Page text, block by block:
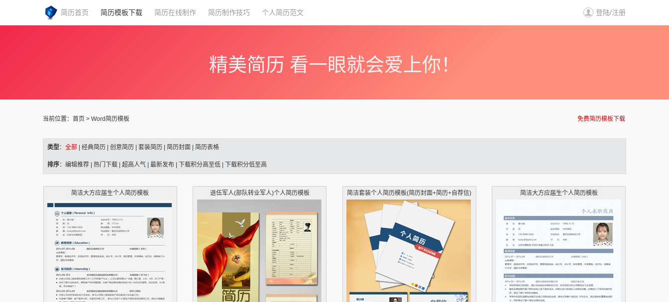
简历首页 简历模板下载 简历在线制作 简历制作技巧 个人简历范文 登陆/注册
精美简历 看一眼就会爱上你！
当前位置： 首页 > Word简历模板 免费简历模板下载
类型： 全部 经典简历 创意简历 套装简历 简历封面 简历表格
排序： 编辑推荐 热门下载 超高人气 最新发布 下载积分高至低 下载积分低至高
简洁大方应届生个人简历模板 退伍军人(部队转业军人)个人简历模板 简洁套装个人简历模板(简历封面+简历+自荐信) 简洁大方应届生个人简历模板